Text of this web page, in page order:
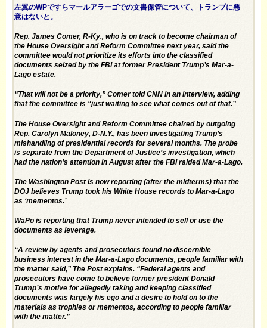
左翼のWPですらマールアラーゴでの文書保管について、トランプに悪
意はないと。
Rep. James Comer, R-Ky., who is on track to become chairman of
the House Oversight and Reform Committee next year, said the
committee would not prioritize its efforts into the classified
documents seized by the FBI at former President Trump’s Mar-a-
Lago estate.
“That will not be a priority,” Comer told CNN in an interview, adding
that the committee is “just waiting to see what comes out of that.”
The House Oversight and Reform Committee chaired by outgoing
Rep. Carolyn Maloney, D-N.Y., has been investigating Trump’s
mishandling of presidential records for several months. The probe
is separate from the Department of Justice’s investigation, which
had the nation’s attention in August after the FBI raided Mar-a-Lago.
The Washington Post is now reporting (after the midterms) that the
DOJ believes Trump took his White House records to Mar-a-Lago
as ‘mementos.’
WaPo is reporting that Trump never intended to sell or use the
documents as leverage.
“A review by agents and prosecutors found no discernible
business interest in the Mar-a-Lago documents, people familiar with
the matter said,” The Post explains. “Federal agents and
prosecutors have come to believe former president Donald
Trump’s motive for allegedly taking and keeping classified
documents was largely his ego and a desire to hold on to the
materials as trophies or mementos, according to people familiar
with the matter.”